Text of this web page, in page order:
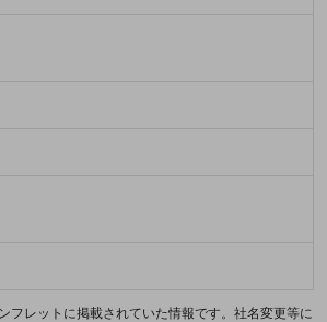
フレットに掲載されていた情報です。社名変更等に